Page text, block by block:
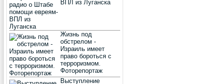
ВПЛ из Луганска
Жизнь под
обстрелом -
Израиль имеет
право бороться с
терроризмом.
Фоторепортаж
Выступление